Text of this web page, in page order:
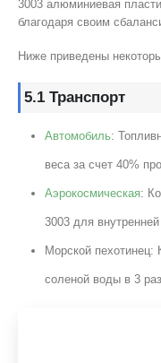
3003 алюминиевая
благодаря своим
Ниже приведены
5.1 Транспорт
Автомобиль:
веса за счет 40%
Аэрокосмическая:
3003 для
Морской пехотинец:
соленой воды в 3